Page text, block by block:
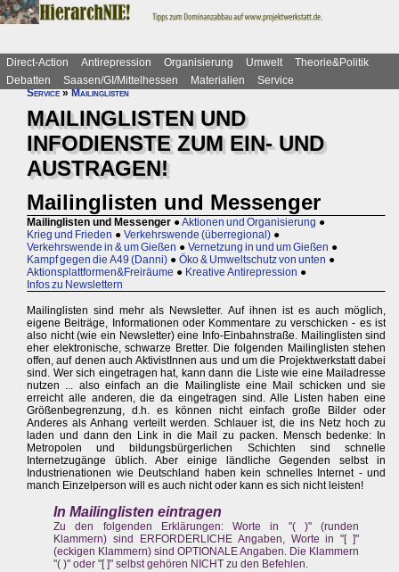
Direct-Action Antirepression Organisierung Umwelt
Theorie&Politik
Debatten
Saasen/GI/Mittelhessen Materialien
Service
Service»Mailinglisten
MAILINGLISTEN UND
INFODIENSTE ZUM EIN- UND
AUSTRAGEN!
Mailinglisten und Messenger
Mailinglisten und Messenger ●Aktionen und Organisierung ●
Krieg und Frieden ● Verkehrswende (überregional) ●
Verkehrswende in & um Gießen ● Vernetzung in und um Gießen ●
Kampf gegen die A49 (Danni) ● Öko & Umweltschutz von unten ●
Aktionsplattformen&Freiräume ● Kreative Antirepression ●
Infos zu Newslettern
Mailinglisten sind mehr als Newsletter. Auf ihnen ist es auch möglich,
eigene Beiträge, Informationen oder Kommentare zu verschicken - es ist
also nicht (wie ein Newsletter) eine Info-Einbahnstraße. Mailinglisten sind
eher elektronische, schwarze Bretter. Die folgenden Mailinglisten stehen
offen, auf denen auch AktivistInnen aus und um die Projektwerkstatt dabei
sind. Wer sich eingetragen hat, kann dann die Liste wie eine Mailadresse
nutzen ... also einfach an die Mailingliste eine Mail schicken und sie
erreicht alle anderen, die da eingetragen sind. Alle Listen haben eine
Größenbegrenzung, d.h. es können nicht einfach große Bilder oder
Anderes als Anhang verteilt werden. Schlauer ist, die ins Netz hoch zu
laden und dann den Link in die Mail zu packen. Mensch bedenke: In
Metropolen und bildungsbürgerlichen Schichten sind schnelle
Internetzugänge üblich. Aber einige ländliche Gegenden selbst in
Industrienationen wie Deutschland haben kein schnelles Internet - und
manch Einzelperson will es auch nicht oder kann es sich nicht leisten!
In Mailinglisten eintragen
Zu den folgenden Erklärungen: Worte in "( )" (runden
Klammern) sind ERFORDERLICHE Angaben, Worte in "[ ]"
(eckigen Klammern) sind OPTIONALE Angaben. Die Klammern
"( )" oder "[ ]" selbst gehören NICHT zu den Befehlen.